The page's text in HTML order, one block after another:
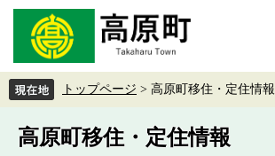
先
頭
を
飛
トップページ > 高原町移住・定住情報
高原町移住・定住情報